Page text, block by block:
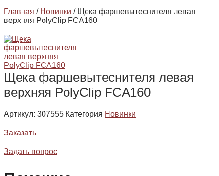
Главная / Новинки / Щека фаршевытеснителя левая
верхняя PolyClip FCA160
Щека фаршевытеснителя левая
верхняя PolyClip FCA160
Артикул: 307555 Категория Новинки
Заказать
Задать вопрос